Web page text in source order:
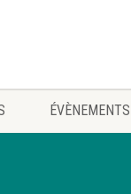
ÉVÈNEMENTS